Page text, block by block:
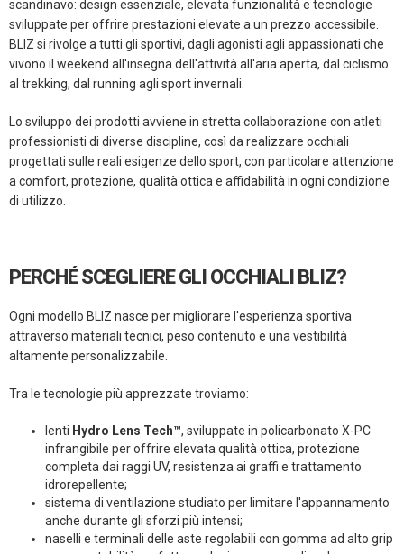
scandinavo: design essenziale, elevata funzionalità e tecnologie
sviluppate per offrire prestazioni elevate a un prezzo accessibile.
BLIZ si rivolge a tutti gli sportivi, dagli agonisti agli appassionati che
vivono il weekend all'insegna dell'attività all'aria aperta, dal ciclismo
al trekking, dal running agli sport invernali.
Lo sviluppo dei prodotti avviene in stretta collaborazione con atleti
professionisti di diverse discipline, così da realizzare occhiali
progettati sulle reali esigenze dello sport, con particolare attenzione
a comfort, protezione, qualità ottica e affidabilità in ogni condizione
di utilizzo.
PERCHÉ SCEGLIERE GLI OCCHIALI BLIZ?
Ogni modello BLIZ nasce per migliorare l'esperienza sportiva
attraverso materiali tecnici, peso contenuto e una vestibilità
altamente personalizzabile.
Tra le tecnologie più apprezzate troviamo:
lenti Hydro Lens Tech™, sviluppate in policarbonato X-PC
infrangibile per offrire elevata qualità ottica, protezione
completa dai raggi UV, resistenza ai graffi e trattamento
idrorepellente;
sistema di ventilazione studiato per limitare l'appannamento
anche durante gli sforzi più intensi;
naselli e terminali delle aste regolabili con gomma ad alto grip